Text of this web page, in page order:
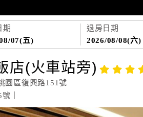
期
07(五)
退房日期
2026/08/08(六)
店(火車站旁)
園區復興路151號
｜